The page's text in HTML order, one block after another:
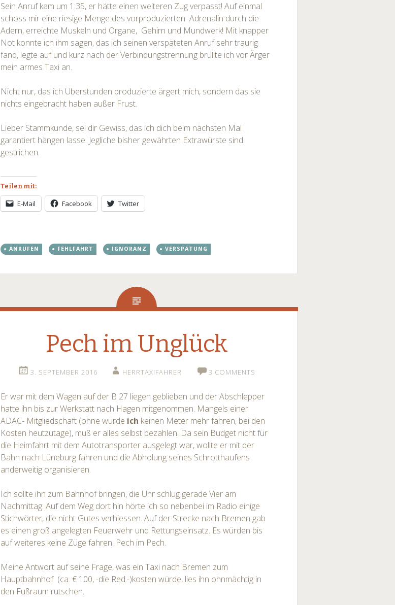
Sein Anruf kam um 1:35, er hätte einen weiteren Zug verpasst! Auf einmal
schoss mir eine riesige Menge des vorproduzierten Adrenalin durch die
Adern, erreichte Muskeln und Organe, Gehirn und Mundwerk! Mit knapper
Not konnte ich ihm sagen, das ich seinen verspäteten Anruf sehr traurig
fand, legte auf und kurz nach der Verbindungstrennung brüllte ich vor Ärger
mein armes Taxi an.
Nicht nur, das ich Überstunden produzierte ärgert mich, sondern das sie
nichts eingebracht haben außer Frust.
Lieber Stammkunde, sei dir Gewiss, das ich dich beim nächsten Mal
garantiert hängen lasse. Jegliche bisher gewährten Extrawürste sind
gestrichen.
Teilen mit:
E-Mail Facebook Twitter
ANRUFEN FEHLFAHRT IGNORANZ VERSPÄTUNG
Pech im Unglück
3. SEPTEMBER 2016 HERRTAXIFAHRER 3 COMMENTS
Er war mit dem Wagen auf der B 27 liegen geblieben und der Abschlepper
hatte ihn bis zur Werkstatt nach Hagen mitgenommen. Mangels einer
ADAC- Mitgliedschaft (ohne würde ich keinen Meter mehr fahren, bei den
Kosten heutzutage), muß er alles selbst bezahlen. Da sein Budget nicht für
die Heimfahrt mit dem Autotransporter ausgelegt war, wollte er mit der
Bahn nach Lüneburg fahren und die Abholung seines Schrotthaufens
anderweitig organisieren.
Ich sollte ihn zum Bahnhof bringen, die Uhr schlug gerade Vier am
Nachmittag. Auf dem Weg dort hin hörte ich so nebenbei im Radio einige
Stichwörter, die nicht Gutes verhiessen. Auf der Strecke nach Bremen gab
es einen groß angelegten Feuerwehr und Rettungseinsatz. Es würden bis
auf weiteres keine Züge fahren. Pech im Pech.
Meine Antwort auf seine Frage, was ein Taxi nach Bremen zum
Hauptbahnhof (ca. € 100, -die Red.-)kosten würde, lies ihn ohnmächtig in
den Fußraum rutschen.